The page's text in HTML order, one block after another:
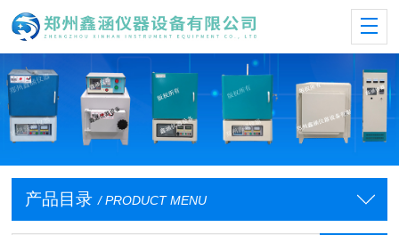
产品目录 / PRODUCT MENU